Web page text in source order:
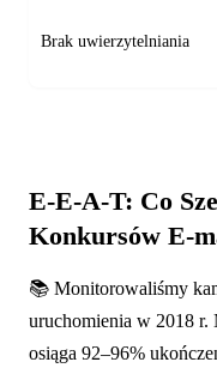
Brak uwierzytelniania
E-E-A-T: Co
Konkursów E-
📚 Monitorowaliśmy
uruchomienia w 2018 r.
osiąga 92–96%